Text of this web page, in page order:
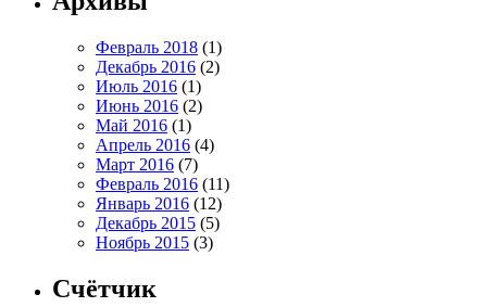
Февраль 2018 (1)
Декабрь 2016 (2)
Июль 2016 (1)
Июнь 2016 (2)
Май 2016 (1)
Апрель 2016 (4)
Март 2016 (7)
Февраль 2016 (11)
Январь 2016 (12)
Декабрь 2015 (5)
Ноябрь 2015 (3)
Счётчик